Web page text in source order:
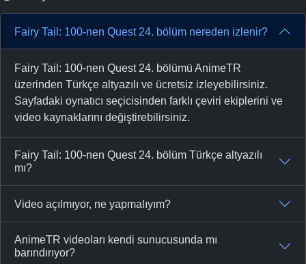
Fairy Tail: 100-nen Quest 24. bölüm nereden izlenir?
Fairy Tail: 100-nen Quest 24. bölümü AnimeTR
üzerinden Türkçe altyazılı ve ücretsiz izleyebilirsiniz.
Sayfadaki oynatıcı seçicisinden farklı çeviri ekiplerini ve
video kaynaklarını değiştirebilirsiniz.
Fairy Tail: 100-nen Quest 24. bölüm Türkçe altyazılı
mı?
Video açılmıyor, ne yapmalıyım?
AnimeTR videoları kendi sunucusunda mı
barındırıyor?